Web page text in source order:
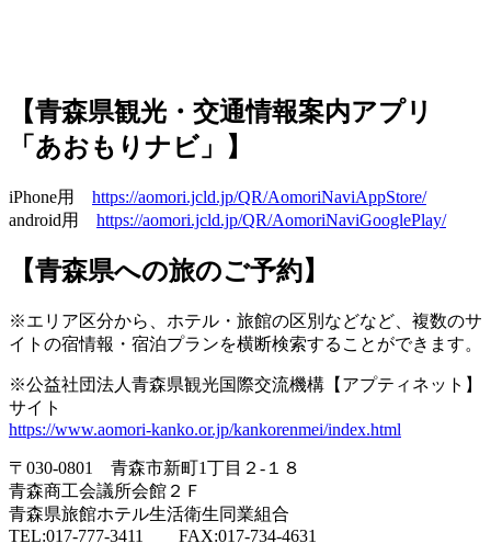
【青森県観光・交通情報案内アプリ
「あおもりナビ」】
iPhone用 https://aomori.jcld.jp/QR/AomoriNaviAppStore/
android用 https://aomori.jcld.jp/QR/AomoriNaviGooglePlay/
【青森県への旅のご予約】
※エリア区分から、ホテル・旅館の区別などなど、複数のサ
イトの宿情報・宿泊プランを横断検索することができます。
※公益社団法人青森県観光国際交流機構【アプティネット】
サイト
https://www.aomori-kanko.or.jp/kankorenmei/index.html
〒030-0801 青森市新町1丁目２-１８
青森商工会議所会館２Ｆ
青森県旅館ホテル生活衛生同業組合
TEL:017-777-3411 FAX:017-734-4631